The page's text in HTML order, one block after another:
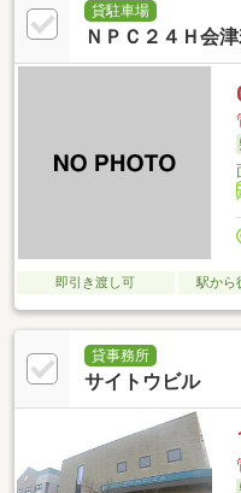
貸駐車場
ＮＰＣ２４Ｈ会
即引き渡し可 駅から
貸事務所
サイトウビル